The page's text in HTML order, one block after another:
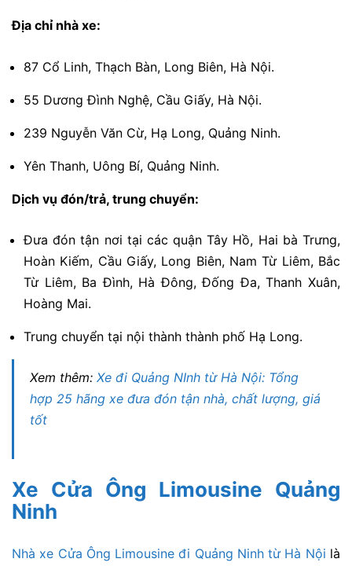
Địa chỉ nhà xe:
87 Cổ Linh, Thạch Bàn, Long Biên, Hà Nội.
55 Dương Đình Nghệ, Cầu Giấy, Hà Nội.
239 Nguyễn Văn Cừ, Hạ Long, Quảng Ninh.
Yên Thanh, Uông Bí, Quảng Ninh.
Dịch vụ đón/trả, trung chuyển:
Đưa đón tận nơi tại các quận Tây Hồ, Hai bà Trưng,
Hoàn Kiếm, Cầu Giấy, Long Biên, Nam Từ Liêm, Bắc
Từ Liêm, Ba Đình, Hà Đông, Đống Đa, Thanh Xuân,
Hoàng Mai.
Trung chuyển tại nội thành thành phố Hạ Long.
Xem thêm: Xe đi Quảng NInh từ Hà Nội: Tổng
hợp 25 hãng xe đưa đón tận nhà, chất lượng, giá
tốt
Xe Cửa Ông Limousine Quảng
Ninh
Nhà xe Cửa Ông Limousine đi Quảng Ninh từ Hà Nội là